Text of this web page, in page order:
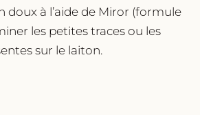
doux à l’aide de Miror (formule
les petites traces ou les
sur le laiton.